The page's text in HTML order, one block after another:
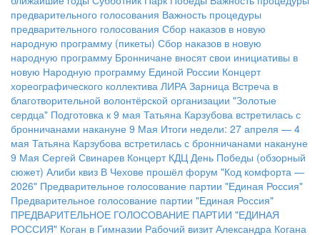
предварительного голосования Важность процедуры
предварительного голосования Сбор наказов в новую
народную программу (пикеты) Сбор наказов в новую
народную программу Бронничане вносят свои инициативы в
новую Народную программу Единой России Концерт
хореографического коллектива ЛИРА Зарница Встреча в
благотворительной волонтёрской организации "Золотые
сердца" Подготовка к 9 мая Татьяна Карзубова встретилась с
бронничанами накануне 9 Мая Итоги недели: 27 апреля — 4
мая Татьяна Карзубова встретилась с бронничанами накануне
9 Мая Сергей Свинарев Концерт КДЦ День Победы (обзорный
сюжет) Алиби квиз В Чехове прошёл форум "Код комфорта —
2026" Предварительное голосование партии "Единая Россия"
Предварительное голосование партии "Единая Россия"
ПРЕДВАРИТЕЛЬНОЕ ГОЛОСОВАНИЕ ПАРТИИ "ЕДИНАЯ
РОССИЯ" Коган в Гимназии Рабочий визит Александра Когана